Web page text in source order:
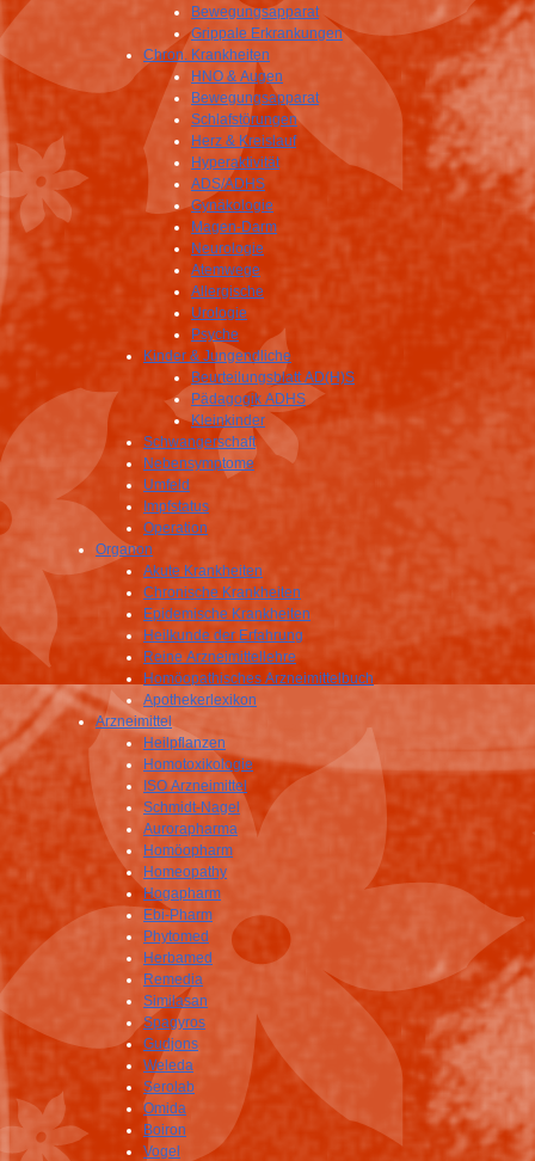
Bewegungsapparat
Grippale Erkrankungen
Chron. Krankheiten
HNO & Augen
Bewegungsapparat
Schlafstörungen
Herz & Kreislauf
Hyperaktivität
ADS/ADHS
Gynäkologie
Magen-Darm
Neurologie
Atemwege
Allergische
Urologie
Psyche
Kinder & Jungendliche
Beurteilungsblatt AD(H)S
Pädagogik ADHS
Kleinkinder
Schwangerschaft
Nebensymptome
Umfeld
Impfstatus
Operation
Organon
Akute Krankheiten
Chronische Krankheiten
Epidemische Krankheiten
Heilkunde der Erfahrung
Reine Arzneimittellehre
Homöopathisches Arzneimittelbuch
Apothekerlexikon
Arzneimittel
Heilpflanzen
Homotoxikologie
ISO Arzneimittel
Schmidt-Nagel
Aurorapharma
Homöopharm
Homeopathy
Hogapharm
Ebi-Pharm
Phytomed
Herbamed
Remedia
Similasan
Spagyros
Gudjons
Weleda
Serolab
Omida
Boiron
Vogel